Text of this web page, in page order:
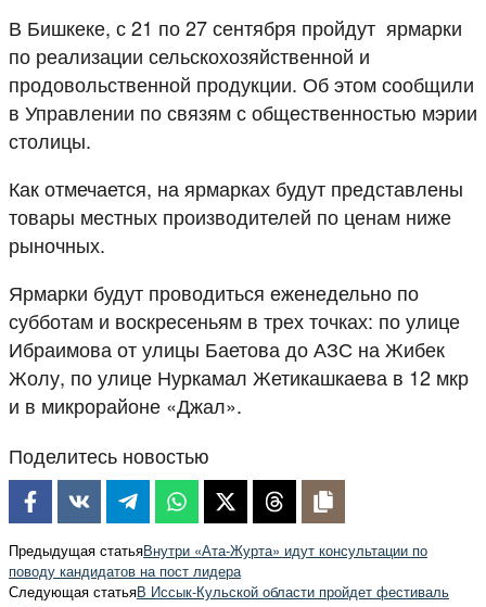
В Бишкеке, с 21 по 27 сентября пройдут ярмарки
по реализации сельскохозяйственной и
продовольственной продукции. Об этом сообщили
в Управлении по связям с общественностью мэрии
столицы.
Как отмечается, на ярмарках будут представлены
товары местных производителей по ценам ниже
рыночных.
Ярмарки будут проводиться еженедельно по
субботам и воскресеньям в трех точках: по улице
Ибраимова от улицы Баетова до АЗС на Жибек
Жолу, по улице Нуркамал Жетикашкаева в 12 мкр
и в микрорайоне «Джал».
Поделитесь новостью
Предыдущая статьяВнутри «Ата-Журта» идут консультации по
поводу кандидатов на пост лидера
Следующая статьяВ Иссык-Кульской области пройдет фестиваль